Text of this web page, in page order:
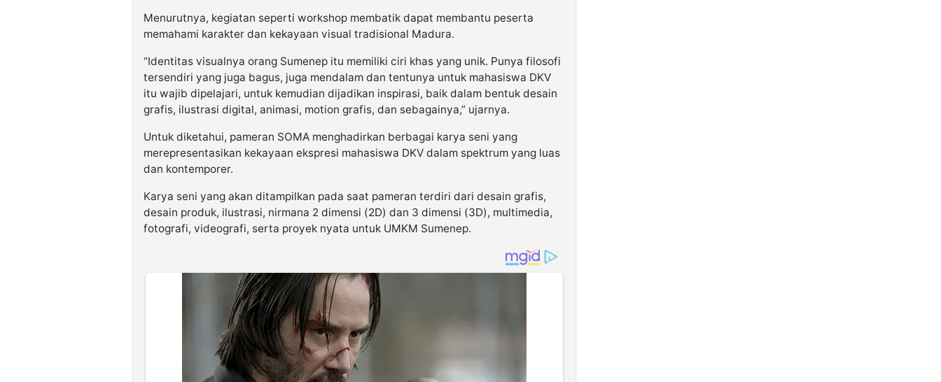
Menurutnya, kegiatan seperti workshop membatik dapat membantu peserta
memahami karakter dan kekayaan visual tradisional Madura.
“Identitas visualnya orang Sumenep itu memiliki ciri khas yang unik. Punya filosofi
tersendiri yang juga bagus, juga mendalam dan tentunya untuk mahasiswa DKV
itu wajib dipelajari, untuk kemudian dijadikan inspirasi, baik dalam bentuk desain
grafis, ilustrasi digital, animasi, motion grafis, dan sebagainya,” ujarnya.
Untuk diketahui, pameran SOMA menghadirkan berbagai karya seni yang
merepresentasikan kekayaan ekspresi mahasiswa DKV dalam spektrum yang luas
dan kontemporer.
Karya seni yang akan ditampilkan pada saat pameran terdiri dari desain grafis,
desain produk, ilustrasi, nirmana 2 dimensi (2D) dan 3 dimensi (3D), multimedia,
fotografi, videografi, serta proyek nyata untuk UMKM Sumenep.